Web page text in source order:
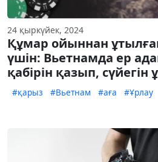
24 қыркүйек, 2024
Құмар ойыннан
үшін: Вьетнамда ер
қабірін қазып, сүйегін
#қарыз #Вьетнам #аға #Ұрлау